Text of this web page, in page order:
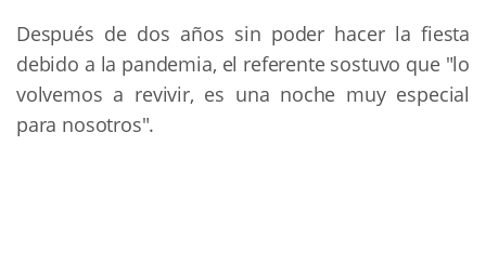
Después de dos años sin poder hacer la fiesta
debido a la pandemia, el referente sostuvo que "lo
volvemos a revivir, es una noche muy especial
para nosotros".